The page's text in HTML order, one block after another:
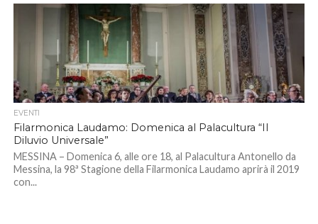
EVENTI
Filarmonica Laudamo: Domenica al Palacultura “Il
Diluvio Universale”
MESSINA – Domenica 6, alle ore 18, al Palacultura Antonello da
Messina, la 98ª Stagione della Filarmonica Laudamo aprirà il 2019
con...